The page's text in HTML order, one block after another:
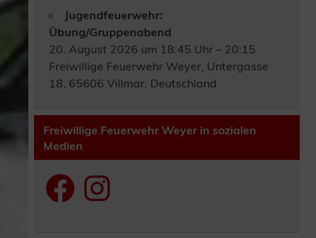
Jugendfeuerwehr:
Übung/Gruppenabend
20. August 2026 um 18:45 Uhr – 20:15
Freiwillige Feuerwehr Weyer, Untergasse
18, 65606 Villmar, Deutschland
Freiwillige Feuerwehr Weyer in sozialen
Medien
FacebookInstagram